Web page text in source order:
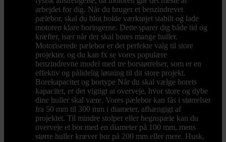
arbejdet for dig. Når du bruger et benzindrevet
pælebor, skal du blot holde værktøjet stabilt og lade
motoren klare boringerne. Dette sparer dig både tid og
kræfter, især når der skal bores mange huller.
Motoriserede pælebor er det perfekte valg til store
projekter, og du kan fx se vores populære
benzindrevne model med tre borstørrelser, som er en
effektiv og pålidelig løsning til dit store projekt.
Borekapacitet og bortype Når du skal vælge borets
kapacitet, er det vigtigt at overveje, hvor store og dybe
dine huller skal være. Vores pælebor kan fås i størrelser
fra 50 mm til 300 mm i diameter, afhængigt af
projektet. Til mindre stolper eller hegnspæle kan du
overveje et bor med en diameter på 100 mm, mens
større huller kræver bor på 200 mm eller mere. Husk,